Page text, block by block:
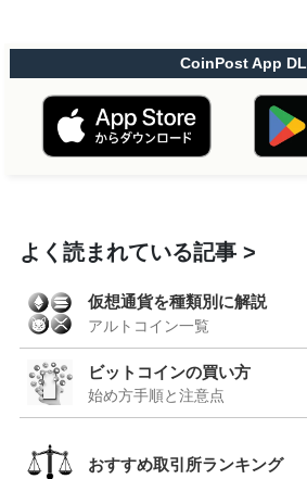
CoinPost App DL
よく読まれている記事
仮想通貨を種類別に解説
アルトコイン一覧
ビットコインの買い方
始め方手順と注意点
おすすめ取引所ランキング